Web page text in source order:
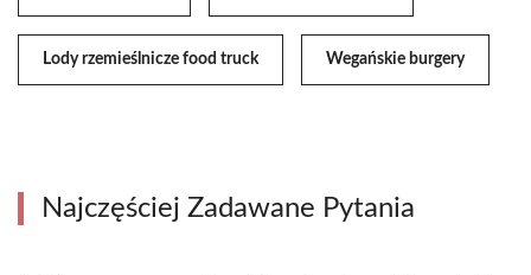
Lody rzemieślnicze food truck Wegańskie burgery
Najczęściej Zadawane Pytania